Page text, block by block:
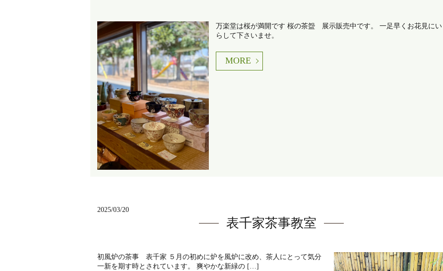
万楽堂は桜が満開です 桜の茶盌 展示販売中です。 一足早くお花見にい
らして下さいませ。
MORE
2025/03/20
表千家茶事教室
初風炉の茶事 表千家 ５月の初めに炉を風炉に改め、茶人にとって気分
一新を期す時とされています。 爽やかな新緑の […]